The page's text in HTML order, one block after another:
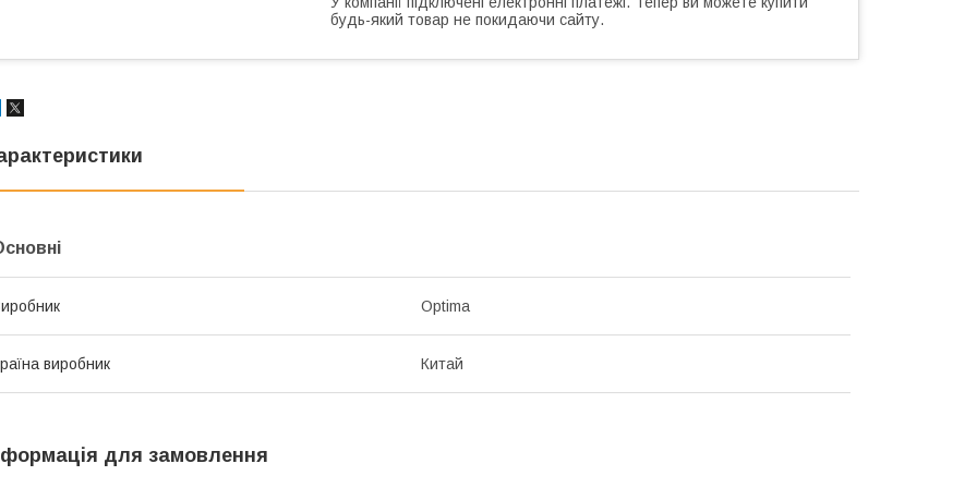
будь-який товар не покидаючи сайту.
Optima
виробник Китай
для замовлення